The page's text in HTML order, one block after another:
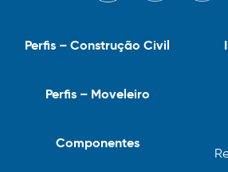
Perfis – Construção Civil
Perfis – Moveleiro
Componentes